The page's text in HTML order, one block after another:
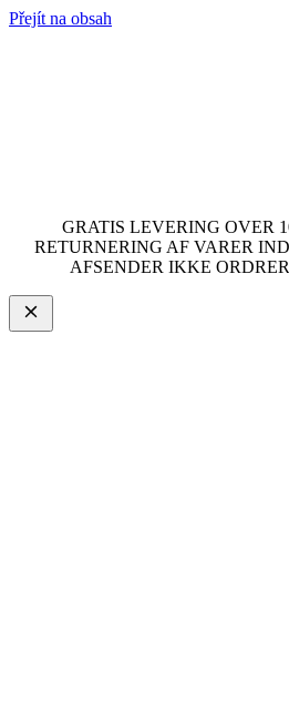
Přejít na obsah
GRATIS LEVERING OVER
RETURNERING AF VARER
AFSENDER IKKE